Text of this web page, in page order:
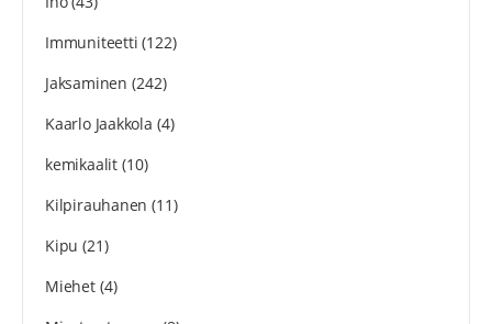
Immuniteetti (122)
Jaksaminen (242)
Kaarlo Jaakkola (4)
kemikaalit(10)
Kilpirauhanen (11)
Kipu (21)
Miehet(4)